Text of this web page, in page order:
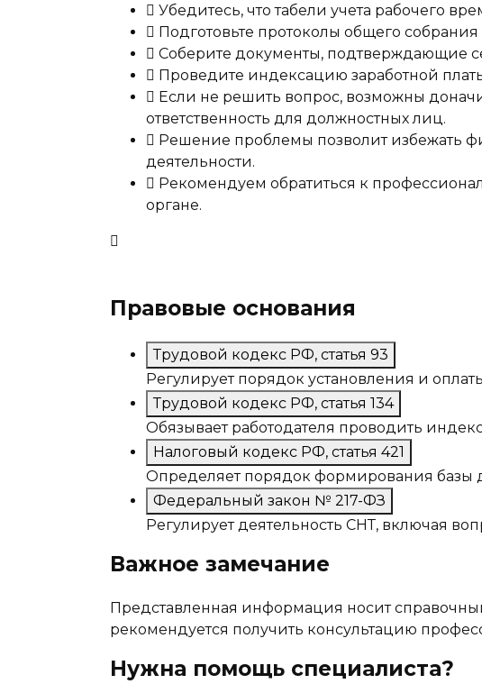
Убедитесь, что табели учета рабочего
Подготовьте протоколы общего
Соберите документы, подтверждающие
Проведите индексацию заработной
Если не решить вопрос, возможны
ответственность для должностных лиц.
Решение проблемы позволит избежать
деятельности.
Рекомендуем обратиться к
органе.
Правовые основания
Трудовой кодекс РФ, статья 93
Регулирует порядок установления и
Трудовой кодекс РФ, статья 134
Обязывает работодателя проводить
Налоговый кодекс РФ, статья 421
Определяет порядок формирования базы
Федеральный закон № 217-ФЗ
Регулирует деятельность СНТ, включая
Важное замечание
Представленная информация носит
рекомендуется получить консультацию
Нужна помощь специалиста?